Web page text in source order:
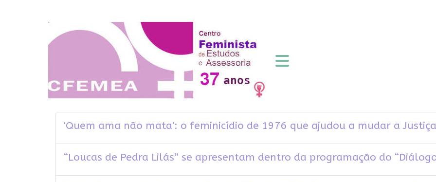
'Quem ama não mata': o feminicídio de 1976 que ajudou a mudar a
“Loucas de Pedra Lilás” se apresentam dentro da programação do